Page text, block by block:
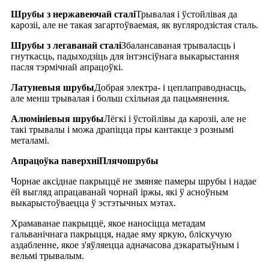
Шрубы з нержавеючай сталіТрывалая і ўстойлівая да
карозіі, але не такая загартоўваемая, як вугляродзістая сталь.
Шрубы з легаванай сталіЗбалансаваная трываласць і
гнуткасць, падыходзіць для інтэнсіўнага выкарыстання
пасля тэрмічнай апрацоўкі.
Латуневыя шрубыДобрая электра- і цеплаправоднасць,
але менш трывалая і больш схільная да пацьмянення.
Алюмініевыя шрубыЛёгкі і ўстойлівы да карозіі, але не
такі трывалы і можа драпіцца пры кантакце з рознымі
металамі.
Апрацоўка паверхніПлячошрубы
Чорнае аксіднае пакрыццё не змяняе памеры шрубы і надае
ёй выгляд апрацаванай чорнай іржы, які ў асноўным
выкарыстоўваецца ў эстэтычных мэтах.
Храмаванае пакрыццё, якое наносіцца метадам
гальванічнага пакрыцця, надае яму яркую, бліскучую
аздабленне, якое з'яўляецца адначасова дэкаратыўным і
вельмі трывалым.